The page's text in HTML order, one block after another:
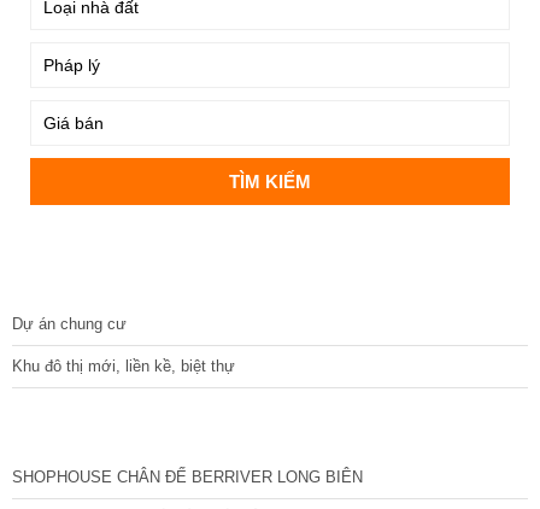
Dự án chung cư
Khu đô thị mới, liền kề, biệt thự
SHOPHOUSE CHÂN ĐẾ BERRIVER LONG BIÊN